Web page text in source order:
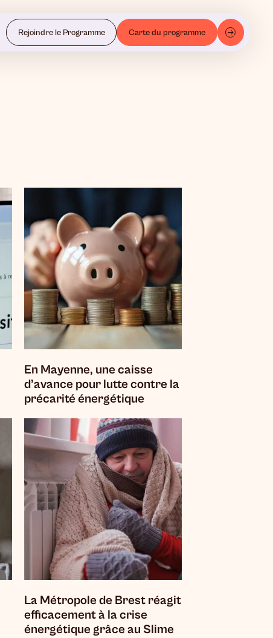
Rejoindre le Programme Carte du programme
En Mayenne, une caisse
d’avance pour lutte contre la
précarité énergétique
La Métropole de Brest réagit
efficacement à la crise
énergétique grâce au Slime